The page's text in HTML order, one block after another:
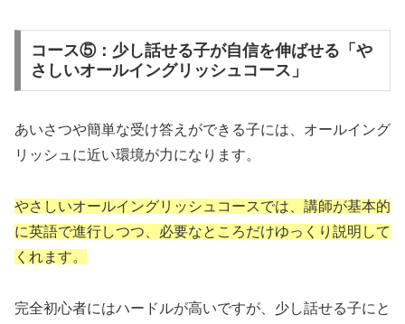
コース⑤：少し話せる子が自信を伸ばせる「や
さしいオールイングリッシュコース」
あいさつや簡単な受け答えができる子には、オールイング
リッシュに近い環境が力になります。
やさしいオールイングリッシュコースでは、講師が基本的
に英語で進行しつつ、必要なところだけゆっくり説明して
くれます。
完全初心者にはハードルが高いですが、少し話せる子にと